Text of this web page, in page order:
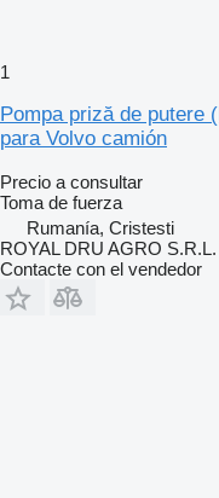
1
Pompa priză de putere
para Volvo camión
Precio a consultar
Toma de fuerza
Rumanía, Cristesti
ROYAL DRU AGRO S.R.L.
Contacte con el vendedor